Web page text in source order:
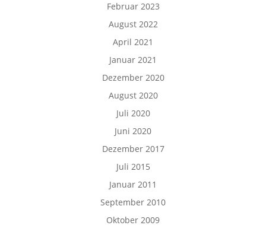
Februar 2023
August 2022
April 2021
Januar 2021
Dezember 2020
August 2020
Juli 2020
Juni 2020
Dezember 2017
Juli 2015
Januar 2011
September 2010
Oktober 2009